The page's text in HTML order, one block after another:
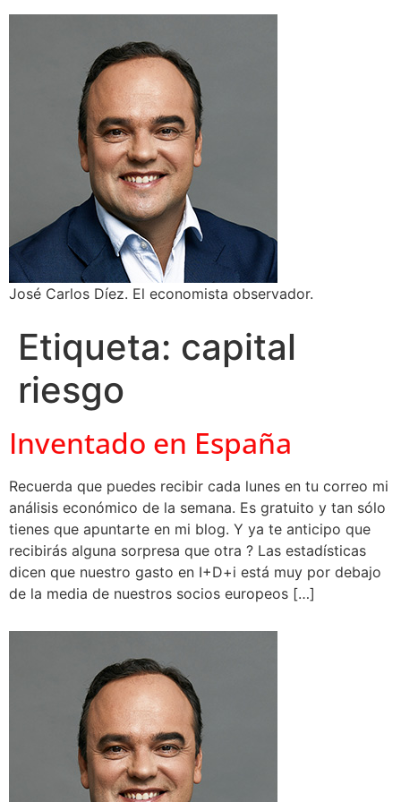
José Carlos Díez. El economista observador.
Etiqueta: capital
riesgo
Inventado en España
Recuerda que puedes recibir cada lunes en tu correo mi
análisis económico de la semana. Es gratuito y tan sólo
tienes que apuntarte en mi blog. Y ya te anticipo que
recibirás alguna sorpresa que otra ? Las estadísticas
dicen que nuestro gasto en I+D+i está muy por debajo
de la media de nuestros socios europeos […]